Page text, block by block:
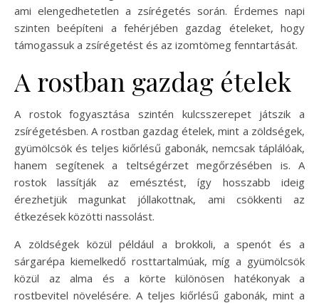
ami elengedhetetlen a zsírégetés során. Érdemes napi
szinten beépíteni a fehérjében gazdag ételeket, hogy
támogassuk a zsírégetést és az izomtömeg fenntartását.
A rostban gazdag ételek
A rostok fogyasztása szintén kulcsszerepet játszik a
zsírégetésben. A rostban gazdag ételek, mint a zöldségek,
gyümölcsök és teljes kiőrlésű gabonák, nemcsak táplálóak,
hanem segítenek a teltségérzet megőrzésében is. A
rostok lassítják az emésztést, így hosszabb ideig
érezhetjük magunkat jóllakottnak, ami csökkenti az
étkezések közötti nassolást.
A zöldségek közül például a brokkoli, a spenót és a
sárgarépa kiemelkedő rosttartalmúak, míg a gyümölcsök
közül az alma és a körte különösen hatékonyak a
rostbevitel növelésére. A teljes kiőrlésű gabonák, mint a